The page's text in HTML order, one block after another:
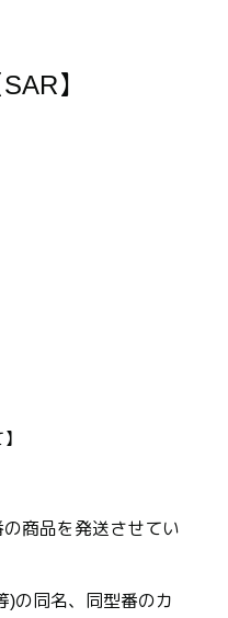
】
商品を発送させてい
)の同名、同型番のカ